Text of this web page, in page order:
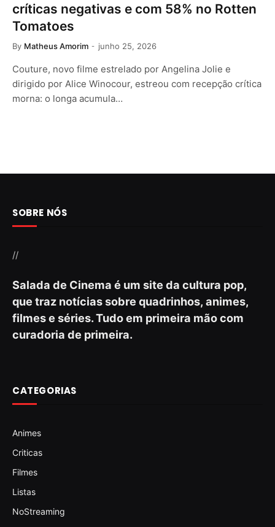
críticas negativas e com 58% no Rotten
Tomatoes
By Matheus Amorim junho 25, 2026
Couture, novo filme estrelado por Angelina Jolie e
dirigido por Alice Winocour, estreou com recepção crítica
morna: o longa acumula…
SOBRE NÓS
//
Salada de Cinema é um site da cultura pop,
que traz notícias sobre quadrinhos, animes,
filmes e séries. Tudo em primeira mão com
curadoria de primeira.
CATEGORIAS
Animes
Criticas
Filmes
Listas
NoStreaming